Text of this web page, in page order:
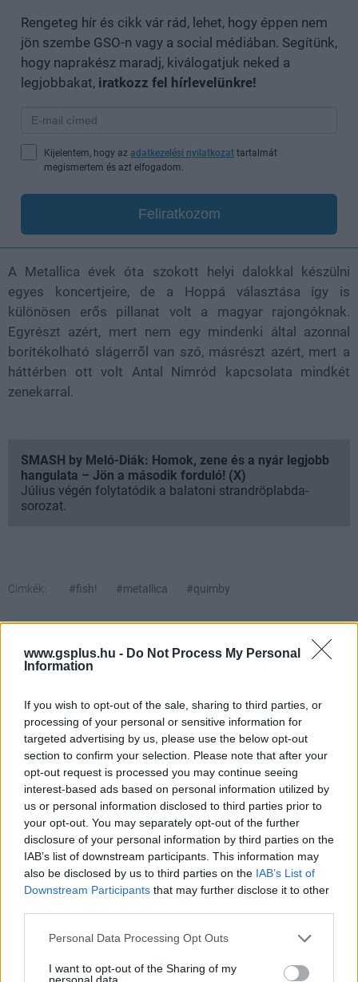
www.gsplus.hu - Do Not Process My Personal
Information
If you wish to opt-out of the sale, sharing to third parties, or
processing of your personal or sensitive information for
targeted advertising by us, please use the below opt-out
section to confirm your selection. Please note that after your
opt-out request is processed you may continue seeing
interest-based ads based on personal information utilized by
us or personal information disclosed to third parties prior to
your opt-out. You may separately opt-out of the further
disclosure of your personal information by third parties on the
IAB’s list of downstream participants. This information may
also be disclosed by us to third parties on the IAB’s List of
Downstream Participants that may further disclose it to other
Please note that this website/app uses one or more Google
not limited to your visit or usage behaviour. You may click to
Personal Data Processing Opt Outs
I want to opt-out of the Sharing of my
personal data.
Rengeteg hír és cikk vár rád, lehet, hogy éppen nem
jön szembe GSO-n vagy a social médiában. Segítünk,
hogy naprakész maradj, kiválogatjuk neked a
legjobbakat, iratkozz fel hírlevelünkre!
Kijelentem, hogy az adatkezelési nyilatkozat tartalmát
megismertem és azt elfogadom.
Feliratkozom
A Metallica évek óta szokott helyi dalokkal készülni
egyes koncertjeire, de a Hoppá választása így is
különösen erős pillanat volt a magyar rajongóknak.
Egyrészt azért, mert nem egy mindenki által azonnal
borítékolható slágerről van szó, másrészt azért, mert a
háttérben ott volt Antal Nimród kapcsolata mindkét
zenekarral.
SMASH by Meló-Diák: Homok, zene és a nyár legjobb
hangulata – Jön a második forduló! (X)
Július végén folytatódik a balatoni strandröplabda-
sorozat.
Címkék: #fish! #metallica #quimby
Hozzászólások
22 milliárd dollárért venné meg
a Fox a Rokut
Csirke|2026 június 16. 14:22
A tévés óriás a streamingpiacon erősítene